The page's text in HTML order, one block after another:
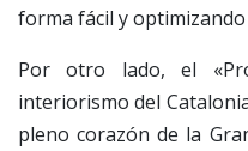
forma fácil y
Por otro lado, el
interiorismo del
pleno corazón de la